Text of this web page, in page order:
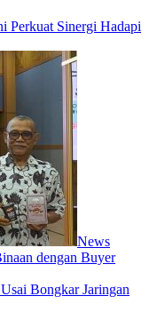
Perkuat Sinergi Hadapi
News
dengan Buyer